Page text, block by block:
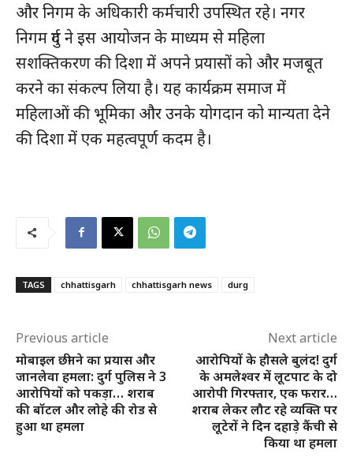
और निगम के अधिकारी कर्मचारी उपस्थित रहे। नगर
निगम दुर्ग ने इस आयोजन के माध्यम से महिला
सशक्तिकरण की दिशा में अपने प्रयासों को और मजबूत
करने का संकल्प लिया है। यह कार्यक्रम समाज में
महिलाओं की भूमिका और उनके योगदान को मान्यता देने
की दिशा में एक महत्वपूर्ण कदम है।
TAGS chhattisgarh chhattisgarh news durg
Previous article
मोबाइल छीनने का प्रयास और
जानलेवा हमला: दुर्ग पुलिस ने 3
आरोपियों को पकड़ा… शराब
की बॉटल और लोहे की रोड से
हुआ था हमला
Next article
आरोपियों के हौसले बुलंद! दुर्ग
के अमलेश्वर में लूटपाट के दो
आरोपी गिरफ्तार, एक फरार…
शराब लेकर लौट रहे व्यक्ति पर
लूटेरों ने दिन दहाड़े कैंची से
किया था हमला